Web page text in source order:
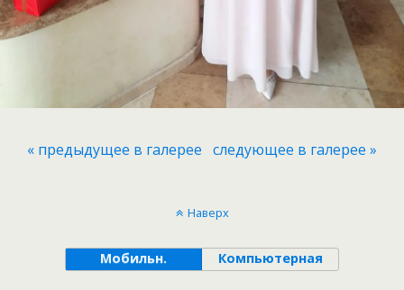
« предыдущее в галерее следующее в галерее »
Наверх
Мобильн. Компьютерная